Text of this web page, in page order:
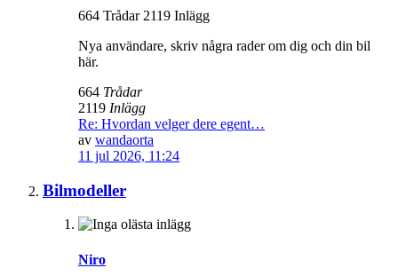
664 Trådar 2119 Inlägg
Nya användare, skriv några rader om dig och din bil
här.
664 Trådar
2119 Inlägg
Re: Hvordan velger dere egent…
av wandaorta
11 jul 2026, 11:24
Bilmodeller
Niro